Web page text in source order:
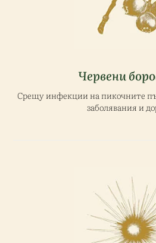
Червени
Срещу инфекции на пикочните
заболявания и